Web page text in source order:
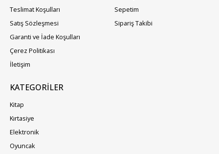
Teslimat Koşulları
Satış Sözleşmesi
Garanti ve İade Koşulları
Çerez Politikası
İletişim
Sepetim
Sipariş Takibi
KATEGORILER
Kitap
Kırtasiye
Elektronik
Oyuncak